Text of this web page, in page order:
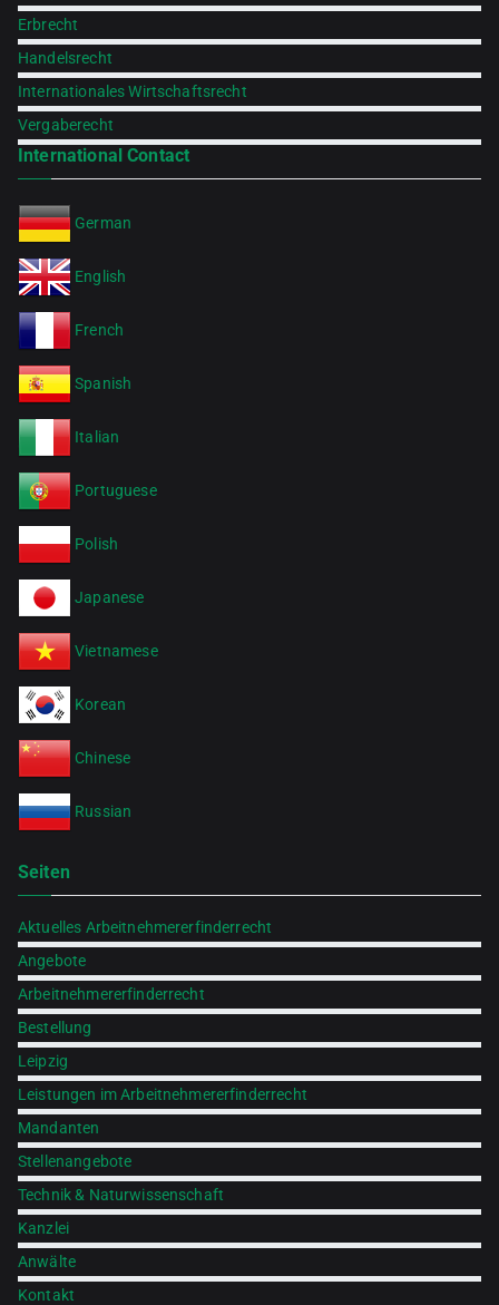
Erbrecht
Handelsrecht
Internationales Wirtschaftsrecht
Vergaberecht
International Contact
German
English
French
Spanish
Italian
Portuguese
Polish
Japanese
Vietnamese
Korean
Chinese
Russian
Seiten
Aktuelles Arbeitnehmererfinderrecht
Angebote
Arbeitnehmererfinderrecht
Bestellung
Leipzig
Leistungen im Arbeitnehmererfinderrecht
Mandanten
Stellenangebote
Technik & Naturwissenschaft
Kanzlei
Anwälte
Kontakt